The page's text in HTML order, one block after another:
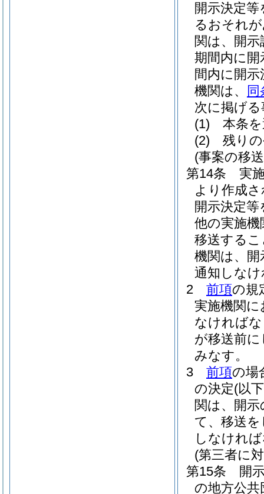
開示決定
るおそれ
関は、開
期間内に
間内に開
機関は、
同
次に掲げ
(1)
本条
(2)
残り
(事案の移
第14条
実
より作成
開示決定
他の実施
移送する
機関は、
通知しな
2
前項の規
実施機関
なければ
が移送前
みなす。
3
前項の場
の決定(以
関は、開
て、移送
しなけれ
(第三者に
第15条
開
の地方公共